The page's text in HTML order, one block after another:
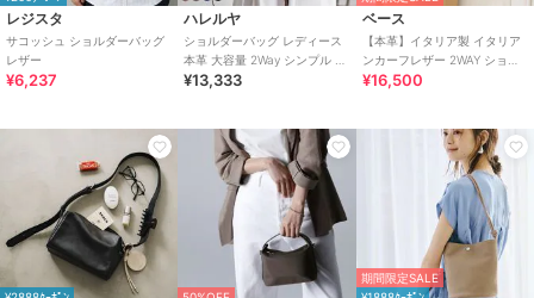
レジスタ
サコッシュ ショルダーバッグ
レザー
¥6,237
ハレルヤ
ショルダーバッグ レディース
本革 大容量 2Way シンプル き
れいめ イタリアンレザー
¥13,333
ベース
【本革】イタリア製 イタリア
ンカーフレザー 2WAY ショル
ダーバッグ
¥16,500
期間限定SALE